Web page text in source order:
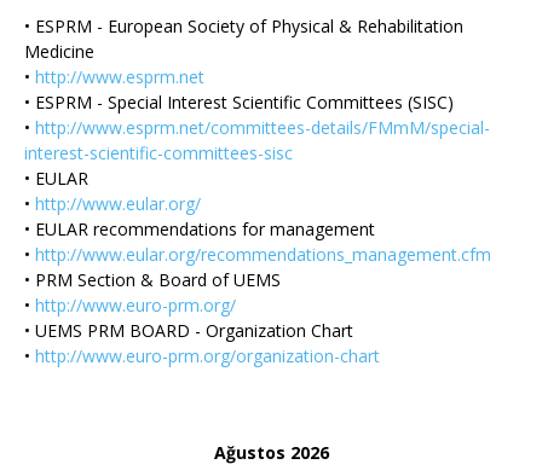
• ESPRM - European Society of Physical & Rehabilitation
Medicine
• http://www.esprm.net
• ESPRM - Special Interest Scientific Committees (SISC)
• http://www.esprm.net/committees-details/FMmM/special-
interest-scientific-committees-sisc
• EULAR
• http://www.eular.org/
• EULAR recommendations for management
• http://www.eular.org/recommendations_management.cfm
• PRM Section & Board of UEMS
• http://www.euro-prm.org/
• UEMS PRM BOARD - Organization Chart
• http://www.euro-prm.org/organization-chart
Ağustos 2026